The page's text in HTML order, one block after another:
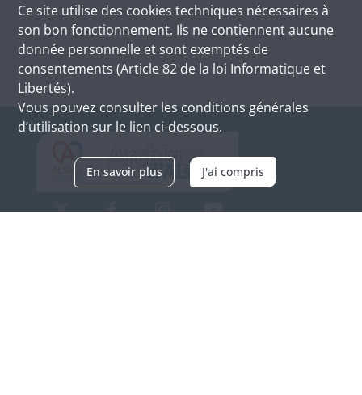
Ce site utilise des cookies techniques nécessaires à
son bon fonctionnement. Ils ne contiennent aucune
donnée personnelle et sont exemptés de
consentements (Article 82 de la loi Informatique et
Libertés).
Vous pouvez consulter les conditions générales
d’utilisation sur le lien ci-dessous.
En savoir plus J'ai compris